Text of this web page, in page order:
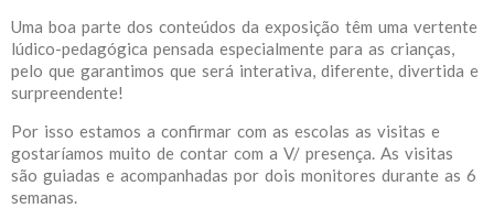
Uma boa parte dos conteúdos da exposição têm uma vertente
lúdico-pedagógica pensada especialmente para as crianças,
pelo que garantimos que será interativa, diferente, divertida e
surpreendente!
Por isso estamos a confirmar com as escolas as visitas e
gostaríamos muito de contar com a V/ presença. As visitas
são guiadas e acompanhadas por dois monitores durante as 6
semanas.